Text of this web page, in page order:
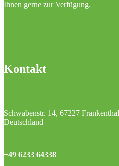
Ihnen gerne zur Verfügung.
Kontakt
Schwabenstr. 14, 67227 Frankenthal
Deutschland
+49 6233 64338